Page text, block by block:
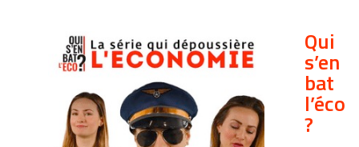
Qui
s’en
bat
l’éco
?